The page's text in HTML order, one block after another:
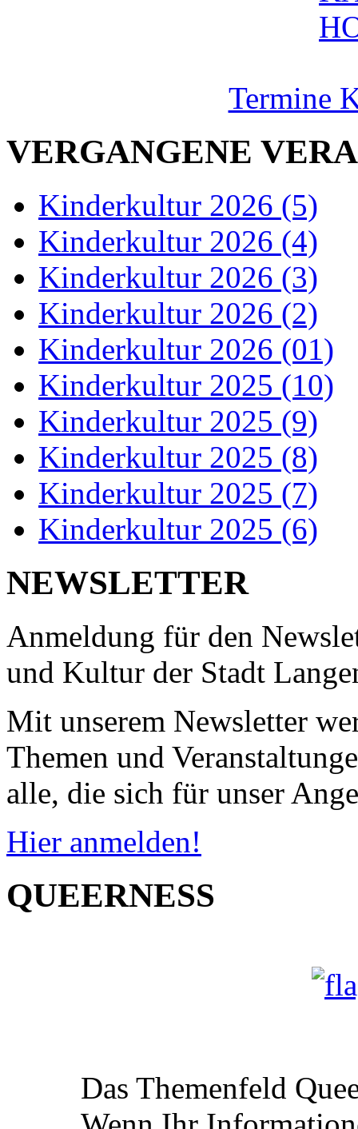
Termine
VERGANGENE
Kinderkultur 2026 (5)
Kinderkultur 2026 (4)
Kinderkultur 2026 (3)
Kinderkultur 2026 (2)
Kinderkultur 2026 (01)
Kinderkultur 2025 (10)
Kinderkultur 2025 (9)
Kinderkultur 2025 (8)
Kinderkultur 2025 (7)
Kinderkultur 2025 (6)
NEWSLETTER
Anmeldung für den
und Kultur der Stadt
Mit unserem Newsletter
Themen und
alle, die sich für unser
Hier anmelden!
QUEERNESS
Das Themenfeld